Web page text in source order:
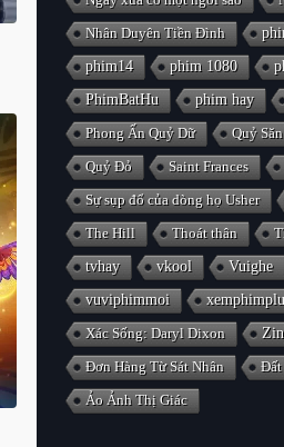
Nhân Duyên Tiền Đình
phim14
phim 1080
PhimBatHu
phim hay
Phong Ấn Quỷ Dữ
Quỷ
Quỷ Đỏ
Saint Frances
Sự sụp đổ của dòng họ Usher
The Hill
Thoát thân
tvhay
vkool
Vuighe
vuviphimmoi
Xác Sống: Daryl Dixon
Đơn Hàng Từ Sát Nhân
Đất
Ảo Ảnh Thị Giác